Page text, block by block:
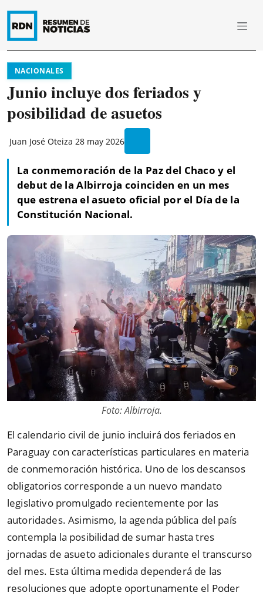
NACIONALES
Junio incluye dos feriados y
posibilidad de asuetos
Juan José Oteiza 28 may 2026
La conmemoración de la Paz del Chaco y el
debut de la Albirroja coinciden en un mes
que estrena el asueto oficial por el Día de la
Constitución Nacional.
Foto: Albirroja.
El calendario civil de junio incluirá dos feriados en
Paraguay con características particulares en materia
de conmemoración histórica. Uno de los descansos
obligatorios corresponde a un nuevo mandato
legislativo promulgado recientemente por las
autoridades. Asimismo, la agenda pública del país
contempla la posibilidad de sumar hasta tres
jornadas de asueto adicionales durante el transcurso
del mes. Esta última medida dependerá de las
resoluciones que adopte oportunamente el Poder